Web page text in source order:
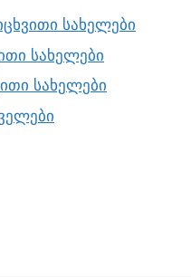
სახელები
სახელები
სახელები